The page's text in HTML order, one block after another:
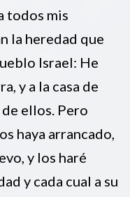
todos mis
la heredad que
Israel: He
y a la casa de
ellos. Pero
haya arrancado,
y los haré
y cada cual a su